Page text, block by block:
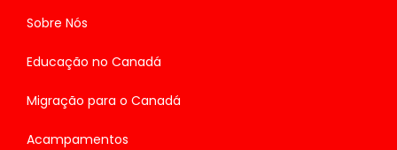
Sobre Nós
Educação no Canadá
Migração para o Canadá
Acampamentos